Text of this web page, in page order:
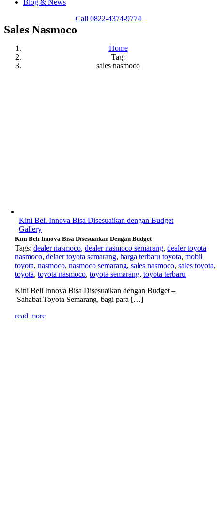
Blog & News
Call 0822-4374-9774
Sales Nasmoco
Home
Tag:
sales nasmoco
Kini Beli Innova Bisa Disesuaikan dengan Budget
Gallery
Kini Beli Innova Bisa Disesuaikan Dengan Budget
Tags:dealer nasmoco,dealer nasmoco semarang,dealer toyota
nasmoco,delaer toyota semarang,harga terbaru toyota,mobil
toyota,nasmoco,nasmoco semarang,sales nasmoco,sales toyota,
toyota,toyota nasmoco,toyota semarang,toyota terbaru|
Kini Beli Innova Bisa Disesuaikan dengan Budget –
Sahabat Toyota Semarang, bagi para […]
read more